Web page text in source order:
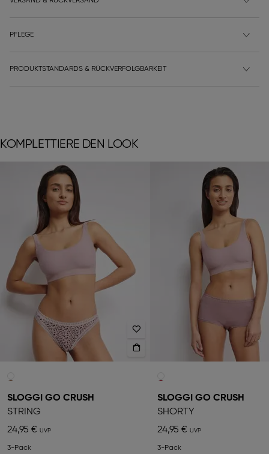
PFLEGE
PRODUKTSTANDARDS & RÜCKVERFOLGBARKEIT
KOMPLETTIERE DEN LOOK
SLOGGI GO CRUSH
STRING
24,95 €
3-Pack
SLOGGI GO CRUSH
SHORTY
24,95 €
3-Pack